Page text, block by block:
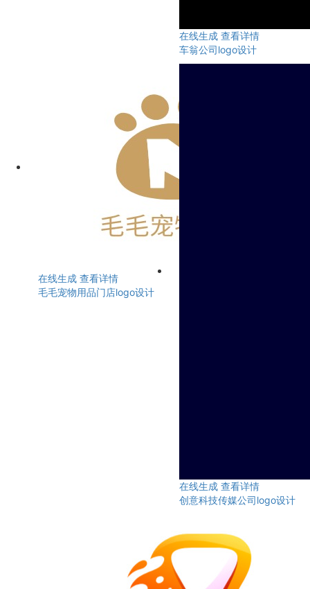
在线生成 查看详情
车翁公司logo设计
在线生成 查看详情
毛毛宠物用品门店logo设计
在线生成 查看详情
创意科技传媒公司logo设计